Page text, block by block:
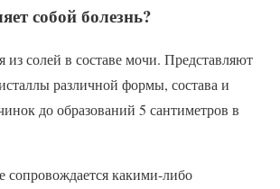
собой болезнь?
из солей в составе мочи. Представляют
различной формы, состава и
до образований 5 сантиметров в
сопровождается какими-либо